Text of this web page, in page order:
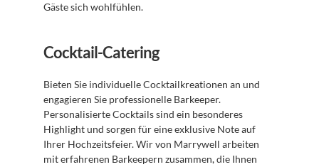
Gäste sich wohlfühlen.
Cocktail-Catering
Bieten Sie individuelle Cocktailkreationen an und
engagieren Sie professionelle Barkeeper.
Personalisierte Cocktails sind ein besonderes
Highlight und sorgen für eine exklusive Note auf
Ihrer Hochzeitsfeier. Wir von Marrywell arbeiten
mit erfahrenen Barkeepern zusammen, die Ihnen